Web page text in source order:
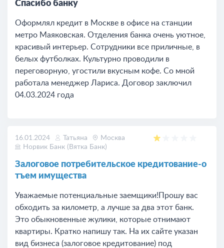
Спасибо банку
Оформлял кредит в Москве в офисе на станции
метро Маяковская. Отделения банка очень уютное,
красивый интерьер. Сотрудники все приличные, в
белых футболках. Культурно проводили в
переговорную, угостили вкусным кофе. Со мной
работала менеджер Лариса. Договор заключил
04.03.2024 года
16.01.2024 Татьяна
Москва
Норвик Банк (Вятка Банк)
Залоговое потребительское кредитование-о
тъем имущества
Уважаемые потенциальные заемщики!Прошу вас
обходить за километр, а лучше за два этот банк.
Это обыкновенные жулики, которые отнимают
квартиры. Кратко напишу так. На их сайте указан
вид бизнеса (залоговое кредитование) под